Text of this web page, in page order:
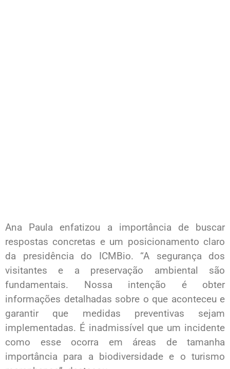
Ana Paula enfatizou a importância de buscar
respostas concretas e um posicionamento claro
da presidência do ICMBio. “A segurança dos
visitantes e a preservação ambiental são
fundamentais. Nossa intenção é obter
informações detalhadas sobre o que aconteceu e
garantir que medidas preventivas sejam
implementadas. É inadmissível que um incidente
como esse ocorra em áreas de tamanha
importância para a biodiversidade e o turismo